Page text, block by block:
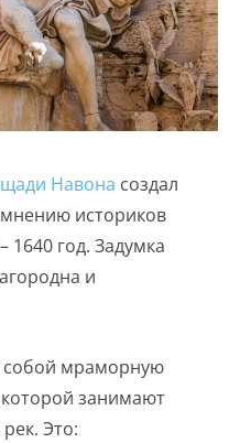
Навона создал
историков
1640 год. Задумка
и
собой мраморную
занимают
Это: